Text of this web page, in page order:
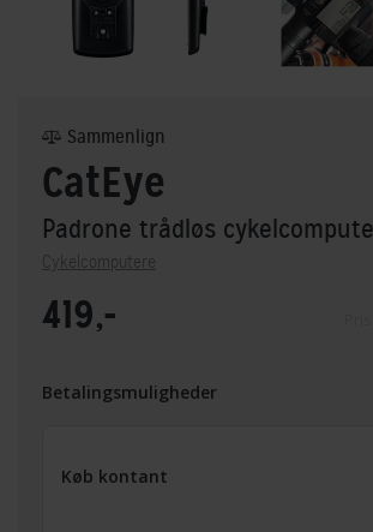
CatEye
Padrone trådløs
Cykelcomputere
Sammenlign
419,-
Betalingsmuligheder
Køb kontant